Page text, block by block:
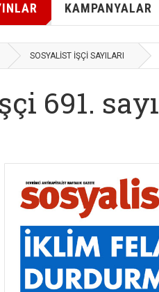
KAMPANYALAR
SOSYALİST İŞÇİ SAYILARI
691. sayı